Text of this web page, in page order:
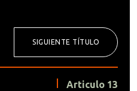
SIGUIENTE TÍTULO
Articulo 13